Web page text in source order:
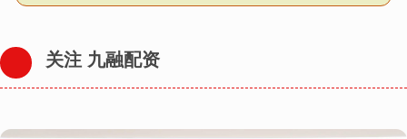
关注 九融配资